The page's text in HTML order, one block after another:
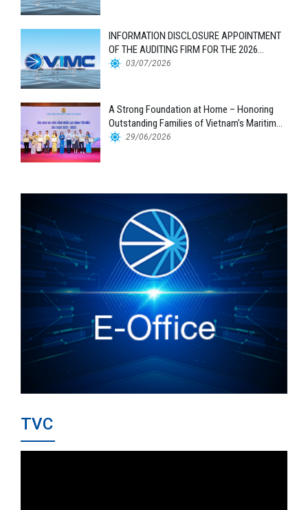
INFORMATION DISCLOSURE APPOINTMENT
OF THE AUDITING FIRM FOR THE 2026
FINANCIAL STATEMENTS
03/07/2026
A Strong Foundation at Home – Honoring
Outstanding Families of Vietnam’s Maritime
Workforce
29/06/2026
TVC